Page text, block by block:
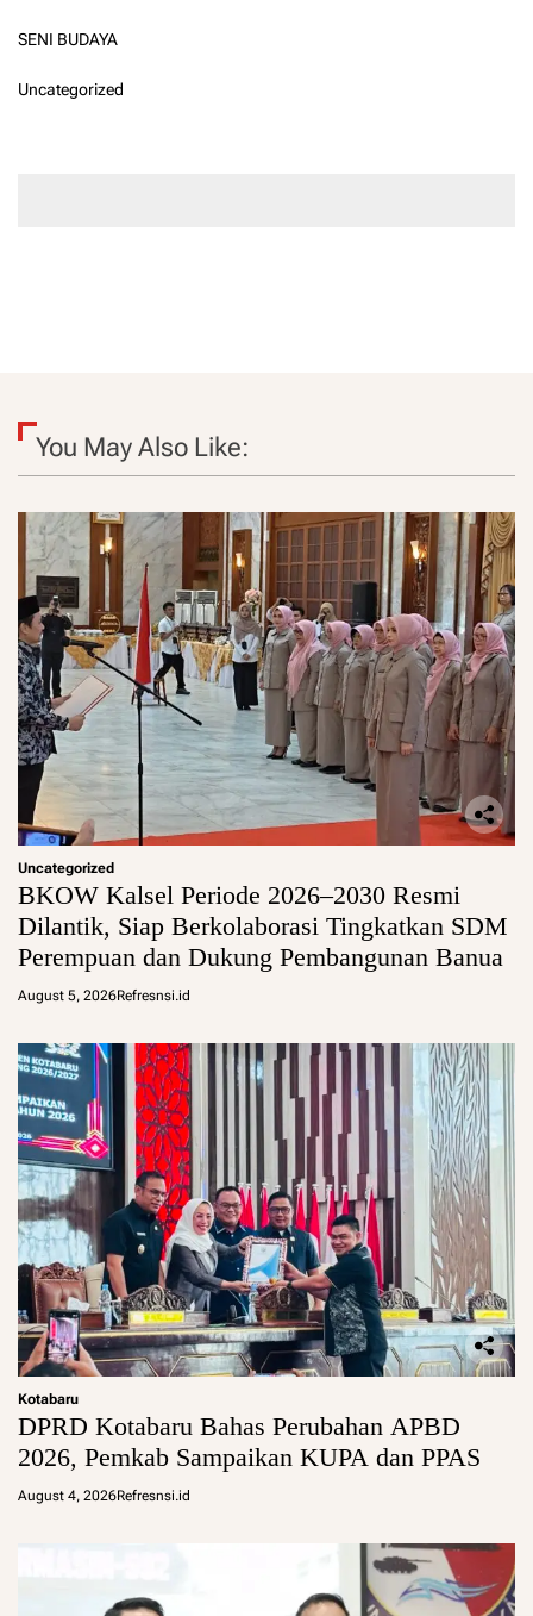
SENI BUDAYA
Uncategorized
You May Also Like:
Uncategorized
BKOW Kalsel Periode 2026–2030 Resmi
Dilantik, Siap Berkolaborasi Tingkatkan SDM
Perempuan dan Dukung Pembangunan Banua
August 5, 2026Refresnsi.id
Kotabaru
DPRD Kotabaru Bahas Perubahan APBD
2026, Pemkab Sampaikan KUPA dan PPAS
August 4, 2026Refresnsi.id